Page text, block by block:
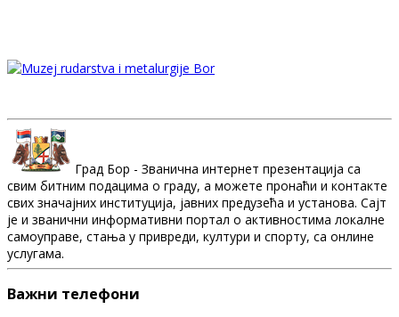
Град Бор - Званична интернет презентација са
свим битним подацима о граду, а можете пронаћи и контакте
свих значајних институција, јавних предузећа и установа. Сајт
је и званични информативни портал о активностима локалне
самоуправе, стања у привреди, култури и спорту, са онлине
услугама.
Важни телефони